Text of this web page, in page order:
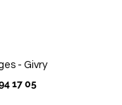
- Givry
17 05